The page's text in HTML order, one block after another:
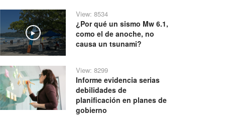
Play
View: 8534
¿Por qué un sismo Mw 6.1,
como el de anoche, no
causa un tsunami?
View: 8299
Informe evidencia serias
debilidades de
planificación en planes de
gobierno